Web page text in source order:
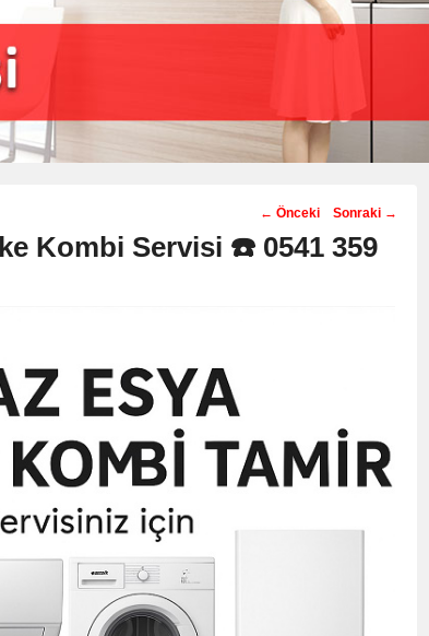
Post
navigation
← Önceki Sonraki →
Kombi Servisi ☎️ 0541 359